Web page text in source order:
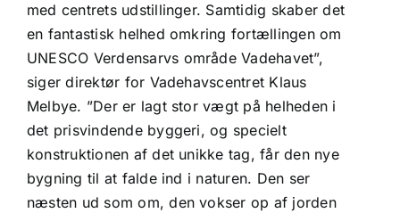
med centrets udstillinger. Samtidig skaber det
en fantastisk helhed omkring fortællingen om
UNESCO Verdensarvs område Vadehavet”,
siger direktør for Vadehavscentret Klaus
Melbye. ”Der er lagt stor vægt på helheden i
det prisvindende byggeri, og specielt
konstruktionen af det unikke tag, får den nye
bygning til at falde ind i naturen. Den ser
næsten ud som om, den vokser op af jorden